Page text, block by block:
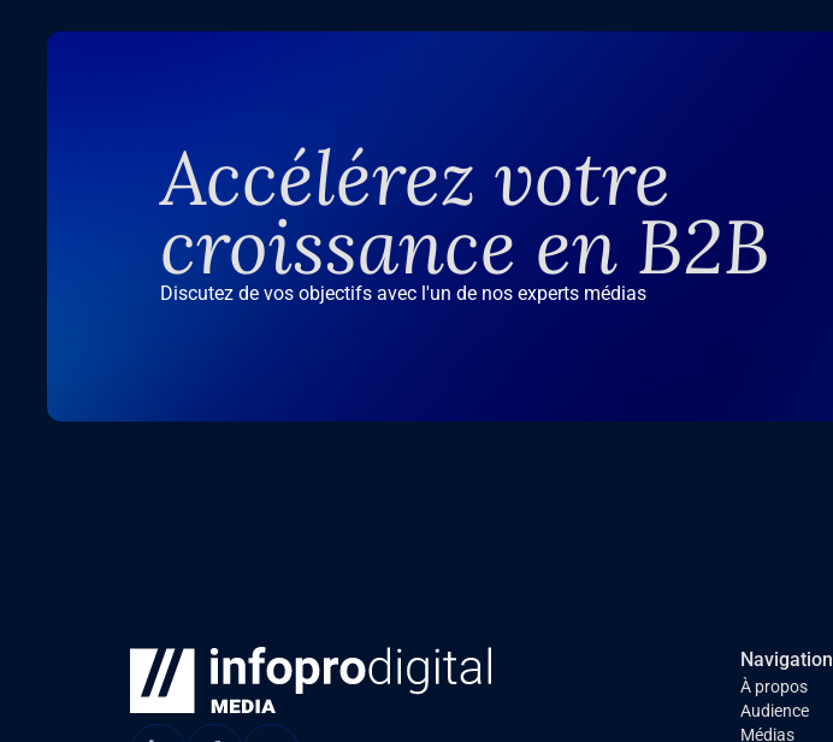
Accélérez votre
croissance en B2B
Discutez de vos objectifs avec l'un de nos experts médias
Navigation
À propos
Audience
Médias